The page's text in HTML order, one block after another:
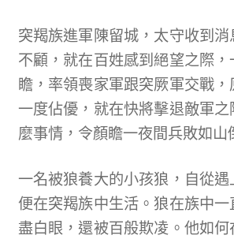
突羯族進軍陳留城，太守收到
不顧，就在百姓感到絕望之際
瞻，率領喪家軍跟突厥軍交戰
一度佔優，就在快將擊退敵軍
麼事情，令顏瞻一夜間兵敗如山
一名被狼養大的小孩狼，自從
便在突羯族中生活。狼在族中
盡白眼，還被百般欺凌。他如